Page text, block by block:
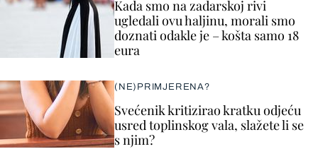
Kada smo na zadarskoj rivi
ugledali ovu haljinu, morali smo
doznati odakle je – košta samo 18
eura
(NE)PRIMJERENA?
Svećenik kritizirao kratku odjeću
usred toplinskog vala, slažete li se
s njim?